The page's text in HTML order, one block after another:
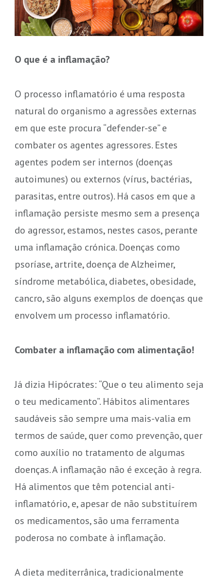
O que é a inflamação?
O processo inflamatório é uma resposta
natural do organismo a agressões externas
em que este procura “defender-se” e
combater os agentes agressores. Estes
agentes podem ser internos (doenças
autoimunes) ou externos (vírus, bactérias,
parasitas, entre outros). Há casos em que a
inflamação persiste mesmo sem a presença
do agressor, estamos, nestes casos, perante
uma inflamação crónica. Doenças como
psoríase, artrite, doença de Alzheimer,
síndrome metabólica, diabetes, obesidade,
cancro, são alguns exemplos de doenças que
envolvem um processo inflamatório.
Combater a inflamação com alimentação!
Já dizia Hipócrates: “Que o teu alimento seja
o teu medicamento”. Hábitos alimentares
saudáveis são sempre uma mais-valia em
termos de saúde, quer como prevenção, quer
como auxílio no tratamento de algumas
doenças. A inflamação não é exceção à regra.
Há alimentos que têm potencial anti-
inflamatório, e, apesar de não substituírem
os medicamentos, são uma ferramenta
poderosa no combate à inflamação.
A dieta mediterrânica, tradicionalmente